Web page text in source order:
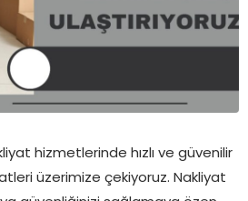
hizmetlerinde hızlı ve güvenilir
üzerimize çekiyoruz. Nakliyat